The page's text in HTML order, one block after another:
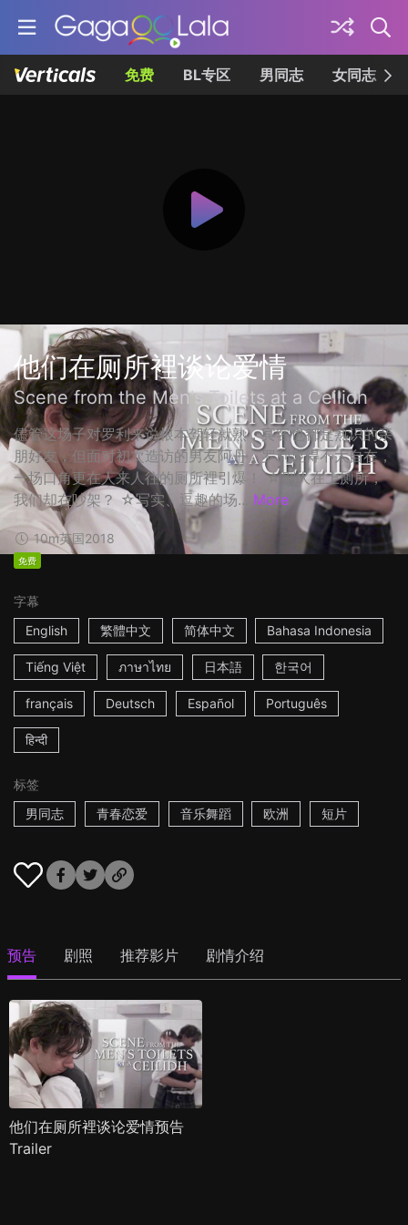
免费 BL专区 男同志 女同志
他们在厕所裡谈论爱情
Scene from the Men's Toilets at a Ceilidh
儘管这场子对罗利来说根本驾轻就熟，宾客也都是熟识的亲
朋好友，但面对初次造访的男友阿丹，罗利显得不太自在，
一场口角更在人来人往的厕所裡引爆！ ☆别人在上厕所，
我们却在吵架？ ☆写实、逗趣的场... More
10m英国2018
免费
字幕
English
繁體中文 简体中文 Bahasa Indonesia
Tiếng Việt ภาษาไทย 日本語 한국어
français Deutsch Español Português
हिन्दी
标签
男同志
青春恋爱 音乐舞蹈 欧洲 短片
预告 剧照 推荐影片 剧情介绍
他们在厕所裡谈论爱情预告
Trailer